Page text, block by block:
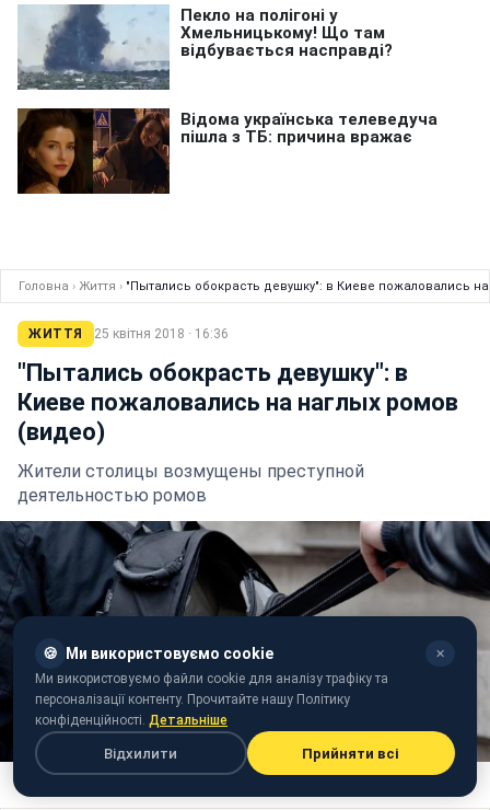
Головна › Життя › "Пытались обокрасть девушку": в Киеве пожаловались
ЖИТТЯ 25 квітня 2018 · 16:36
"Пытались обокрасть девушку": в
Киеве пожаловались на наглых ромов
(видео)
Жители столицы возмущены преступной
деятельностью ромов
Фото: pixabay.com/Ganossi
🍪 Ми використовуємо cookie ✕
Ми використовуємо файли cookie для аналізу трафіку та
персоналізації контенту. Прочитайте нашу Політику
конфіденційності. Детальніше
Відхилити Прийняти всі